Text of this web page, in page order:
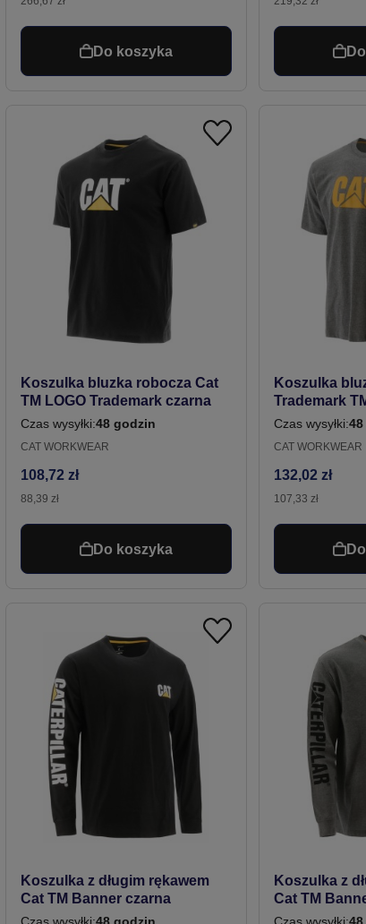
Do koszyka
Koszulka bluzka robocza Cat
TM LOGO Trademark czarna
Czas wysyłki:48 godzin
CAT WORKWEAR
108,72 zł
88,39 zł
Do koszyka
Koszulka
Trademark
Czas wysyłki:
CAT WORKWEAR
132,02 zł
107,33 zł
Koszulka z długim rękawem
Cat TM Banner czarna
Czas wysyłki:48 godzin
Koszulka z
Cat TM
Czas wysyłki: